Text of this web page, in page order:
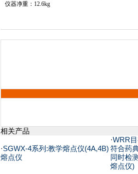
仪器净重： 12.6kg
相关产品
·SGWX-4系列:教学熔点仪(4A,4B)
熔点仪
·WRR
符合药
同时检
熔点仪)